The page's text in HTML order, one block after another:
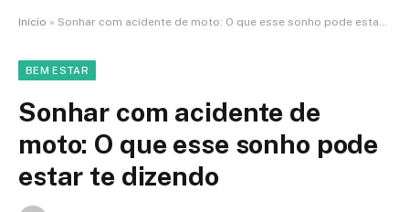
Início » Sonhar com acidente de moto: O que esse sonho pode estar te dizendo
BEM ESTAR
Sonhar com acidente de
moto: O que esse sonho pode
estar te dizendo